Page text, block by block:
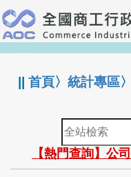
跳
到
主
要
:::
||首頁〉統計專區〉
全
站
檢
索
【熱門查詢】公